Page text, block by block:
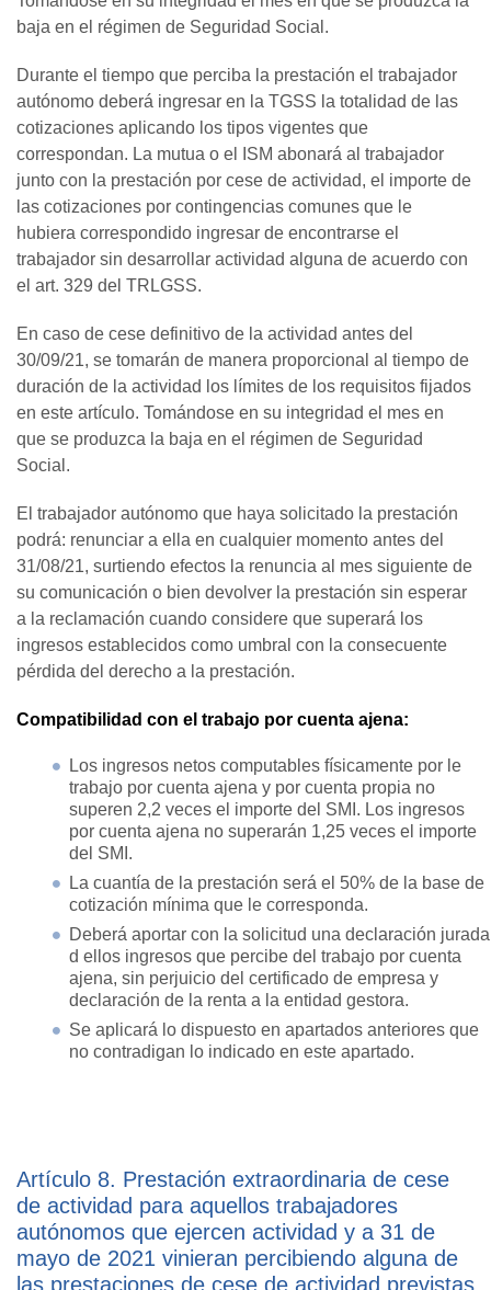
baja en el régimen de Seguridad Social.
Durante el tiempo que perciba la prestación el trabajador
autónomo deberá ingresar en la TGSS la totalidad de las
cotizaciones aplicando los tipos vigentes que
correspondan. La mutua o el ISM abonará al trabajador
junto con la prestación por cese de actividad, el importe de
las cotizaciones por contingencias comunes que le
hubiera correspondido ingresar de encontrarse el
trabajador sin desarrollar actividad alguna de acuerdo con
el art. 329 del TRLGSS.
En caso de cese definitivo de la actividad antes del
30/09/21, se tomarán de manera proporcional al tiempo de
duración de la actividad los límites de los requisitos fijados
en este artículo. Tomándose en su integridad el mes en
que se produzca la baja en el régimen de Seguridad
Social.
El trabajador autónomo que haya solicitado la prestación
podrá: renunciar a ella en cualquier momento antes del
31/08/21, surtiendo efectos la renuncia al mes siguiente de
su comunicación o bien devolver la prestación sin esperar
a la reclamación cuando considere que superará los
ingresos establecidos como umbral con la consecuente
pérdida del derecho a la prestación.
Compatibilidad con el trabajo por cuenta ajena:
Los ingresos netos computables físicamente por le
trabajo por cuenta ajena y por cuenta propia no
superen 2,2 veces el importe del SMI. Los ingresos
por cuenta ajena no superarán 1,25 veces el importe
del SMI.
La cuantía de la prestación será el 50% de la base de
cotización mínima que le corresponda.
Deberá aportar con la solicitud una declaración jurada
d ellos ingresos que percibe del trabajo por cuenta
ajena, sin perjuicio del certificado de empresa y
declaración de la renta a la entidad gestora.
Se aplicará lo dispuesto en apartados anteriores que
no contradigan lo indicado en este apartado.
Artículo 8. Prestación extraordinaria de cese
de actividad para aquellos trabajadores
autónomos que ejercen actividad y a 31 de
mayo de 2021 vinieran percibiendo alguna de
las prestaciones de cese de actividad previstas